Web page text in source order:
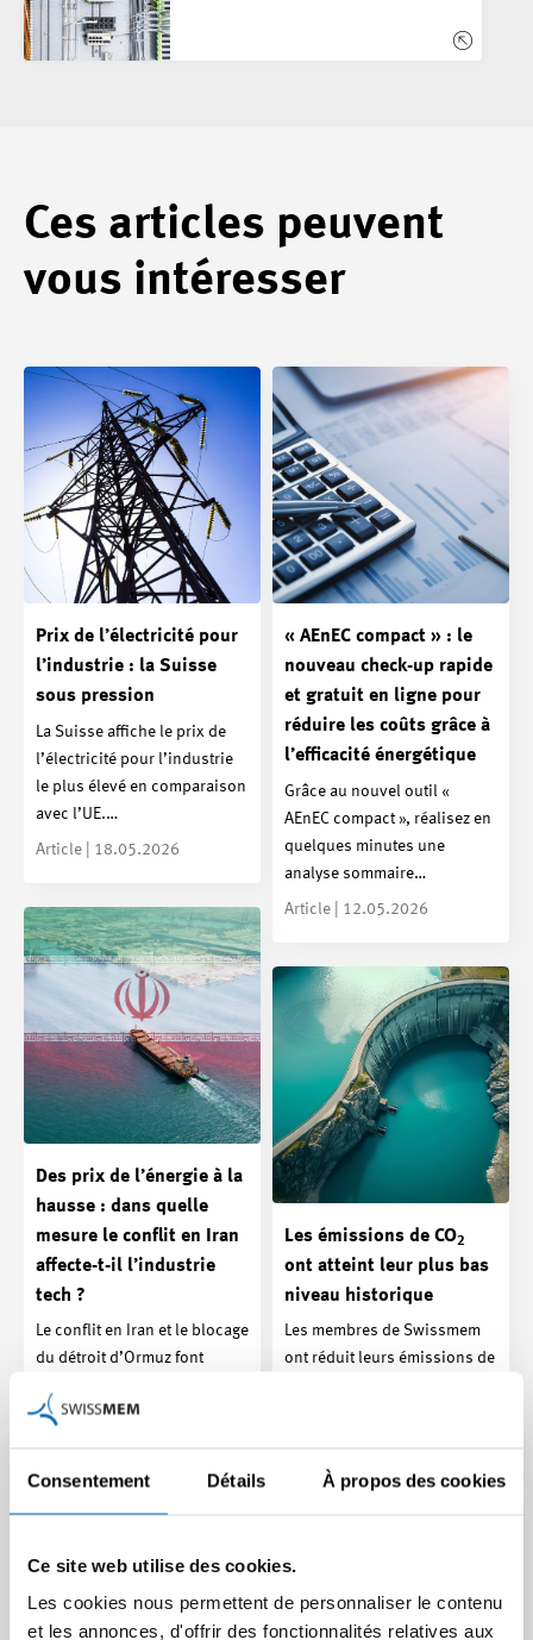
Consentement Détails À propos des cookies
Ce site web utilise des cookies.
Les cookies nous permettent de personnaliser le contenu
et les annonces, d'offrir des fonctionnalités relatives aux
Ces articles peuvent
vous intéresser
Prix de l’électricité pour
l’industrie : la Suisse
sous pression
La Suisse affiche le prix de
l’électricité pour l’industrie
le plus élevé en comparaison
avec l’UE.…
Article | 18.05.2026
« AEnEC compact » : le
nouveau check-up rapide
et gratuit en ligne pour
réduire les coûts grâce à
l’efficacité énergétique
Grâce au nouvel outil «
AEnEC compact », réalisez en
quelques minutes une
analyse sommaire…
Article | 12.05.2026
Des prix de l’énergie à la
hausse : dans quelle
mesure le conflit en Iran
affecte-t-il l’industrie
tech ?
Le conflit en Iran et le blocage
du détroit d’Ormuz font
du gaz…
Les émissions de CO2
ont atteint leur plus bas
niveau historique
Les membres de Swissmem
ont réduit leurs émissions de